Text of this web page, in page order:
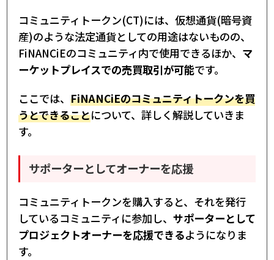
コミュニティトークン(CT)には、仮想通貨(暗号資
産)のような法定通貨としての用途はないものの、
FiNANCiEのコミュニティ内で使用できるほか、 マ
ーケットプレイスでの売買取引が可能です。
ここでは、 FiNANCiEのコミュニティトークンを買
うとできることについて、詳しく解説していきま
す。
サポーターとしてオーナーを応援
コミュニティトークンを購入すると、それを発行
しているコミュニティに参加し、 サポーターとして
プロジェクトオーナーを応援できるようになりま
す。